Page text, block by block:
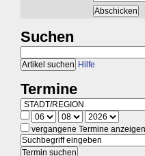
Suchen
Hilfe
Termine
vergangene Termine anzeigen